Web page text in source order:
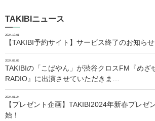
TAKIBIニュース
2024.10.01
【TAKIBI予約サイト】サービス終了のお知らせ
2024.02.06
TAKIBIの「こばやん」が渋谷クロスFM『めざ
RADIO』に出演させていただきま…
2024.01.24
【プレゼント企画】TAKIBI2024年新春プレゼ
始！